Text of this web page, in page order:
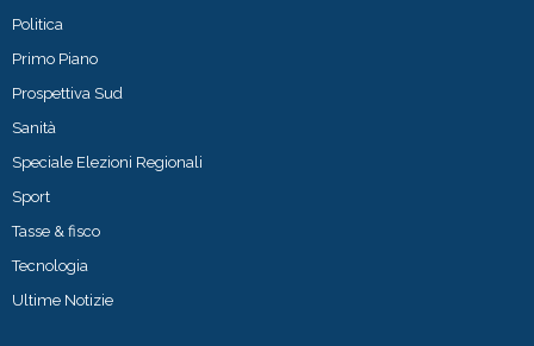
Politica
Primo Piano
Prospettiva Sud
Sanità
Speciale Elezioni Regionali
Sport
Tasse & fisco
Tecnologia
Ultime Notizie